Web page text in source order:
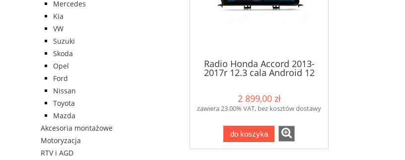
Mercedes
Kia
VW
Suzuki
Skoda
Opel
Ford
Nissan
Toyota
Mazda
Akcesoria montażowe
Motoryzacja
RTV i AGD
Radio Honda Accord 2013-
2017r 12.3 cala Android 12
2 899,00 zł
zawiera 23.00% VAT, bez kosztów dostawy
do koszyka